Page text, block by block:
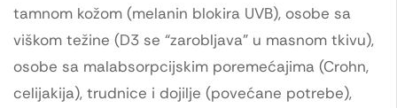
tamnom kožom (melanin blokira UVB), osobe sa
viškom težine (D3 se “zarobljava” u masnom tkivu),
osobe sa malabsorpcijskim poremećajima (Crohn,
celijakija), trudnice i dojilje (povećane potrebe),